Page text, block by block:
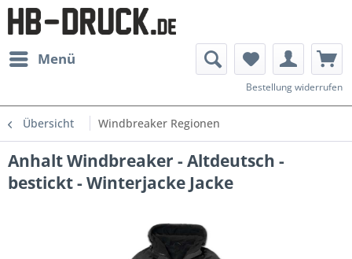
Menü
Bestellung widerrufen
Übersicht Windbreaker Regionen
Anhalt Windbreaker - Altdeutsch -
bestickt - Winterjacke Jacke